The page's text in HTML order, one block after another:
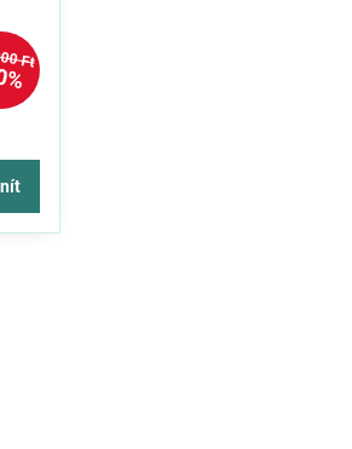
Ft